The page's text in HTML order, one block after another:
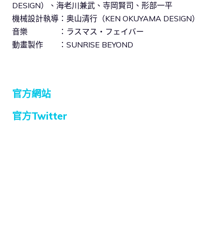
DESIGN）、海老川兼武、寺岡賢司、形部一平
機械設計執導：奥山清行（KEN OKUYAMA DESIGN）
音樂 ：ラスマス・フェイバー
動畫製作 ：SUNRISE BEYOND
官方網站
官方Twitter